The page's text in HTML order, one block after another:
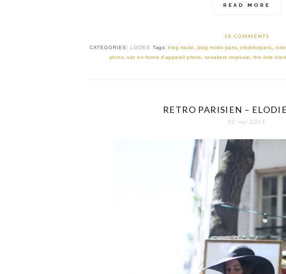
READ MORE
10 COMMENTS
CATEGORIES: LOOKS Tags: blog mode blog mode paris elodieinparis
photo
sac en forme d'appareil photo sneakers tropicale the little
RETRO PARISIEN –
22 mai 2014